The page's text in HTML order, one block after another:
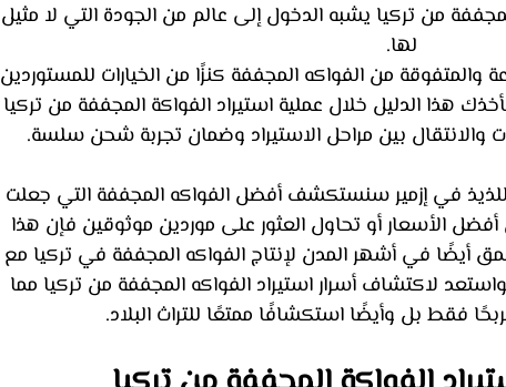
من تركيا يشبه الدخول إلى عالم من الجودة التي لا مثيل
لها.
والمتفوقة من الفواكه المجففة كنزًا من الخيارات للمستوردين
هذا الدليل خلال عملية استيراد الفواكة المجففة من تركيا
والانتقال بين مراحل الاستيراد وضمان تجربة شحن سلسة.
في إزمير سنستكشف أفضل الفواكه المجففة التي جعلت
الأسعار أو تحاول العثور على موردين موثوقين فإن هذا
أيضًا في أشهر المدن لإنتاج الفواكه المجففة في تركيا مع
لاكتشاف أسرار استيراد الفواكه المجففة من تركيا مما
فقط بل وأيضًا استكشافًا ممتعًا للتراث البلاد.